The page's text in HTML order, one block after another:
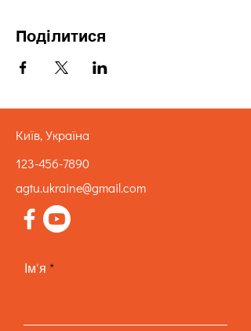
Поділитися
Київ, Україна
123-456-7890
agtu.ukraine@gmail.com
Ім'я